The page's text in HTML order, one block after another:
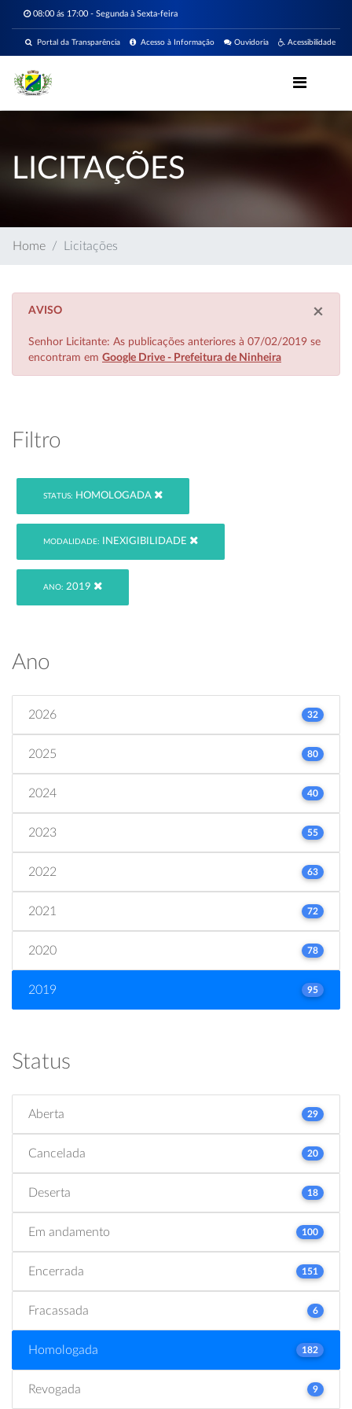
08:00 ás 17:00 - Segunda à Sexta-feira
Acessibilidade
Ouvidoria
Acesso à Informação
Portal da Transparência
LICITAÇÕES
Home Licitações
×
AVISO
Senhor Licitante: As publicações anteriores à 07/02/2019 se
encontram em Google Drive - Prefeitura de Ninheira
Filtro
STATUS: HOMOLOGADA
MODALIDADE: INEXIGIBILIDADE
ANO: 2019
Ano
2026 32
2025 80
2024 40
2023 55
2022 63
2021 72
2020 78
2019 95
Status
Aberta 29
Cancelada 20
Deserta 18
Em andamento 100
Encerrada 151
Fracassada 6
Homologada 182
Revogada 9